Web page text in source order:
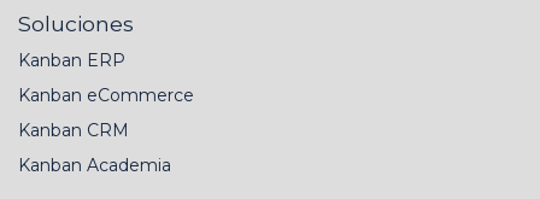
Soluciones
Kanban ERP
Kanban eCommerce
Kanban CRM
Kanban Academia